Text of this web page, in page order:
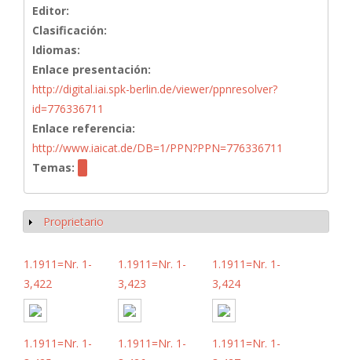
Editor:
Clasificación:
Idiomas:
Enlace presentación:
http://digital.iai.spk-berlin.de/viewer/ppnresolver?
id=776336711
Enlace referencia:
http://www.iaicat.de/DB=1/PPN?PPN=776336711
Temas:
Mostrar
Proprietario
1.1911=Nr. 1-
3,422
1.1911=Nr. 1-
3,423
1.1911=Nr. 1-
3,424
1.1911=Nr. 1-
1.1911=Nr. 1-
1.1911=Nr. 1-